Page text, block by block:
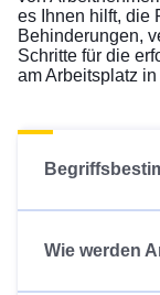
es Ihnen hilft, die
Behinderungen,
Schritte für die
am Arbeitsplatz
Wie werden